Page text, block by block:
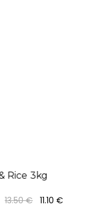
13.50€ Original
11.10 €